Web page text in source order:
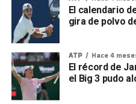
El calendario
gira de polvo
ATP Hace 4
El récord de
el Big 3 pudo